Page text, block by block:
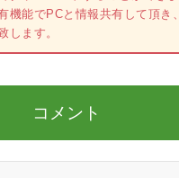
機能でPCと情報共有して頂き
します。
コメント